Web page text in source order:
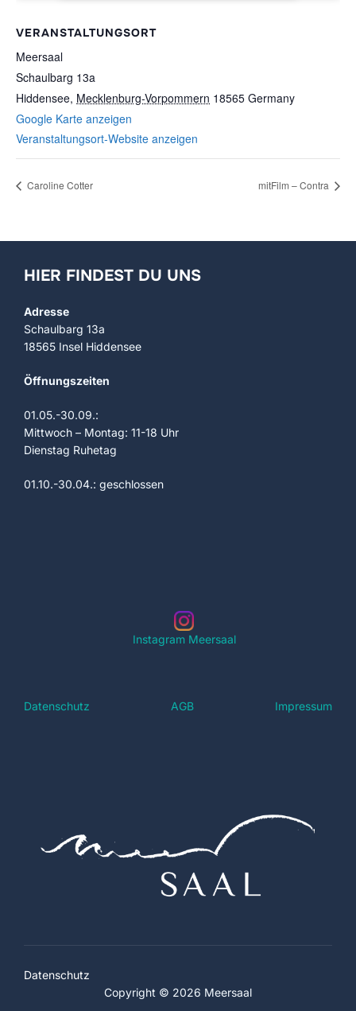
VERANSTALTUNGSORT
Meersaal
Schaulbarg 13a
Hiddensee, Mecklenburg-Vorpommern 18565 Germany
Google Karte anzeigen
Veranstaltungsort-Website anzeigen
Caroline Cotter mitFilm – Contra
HIER FINDEST DU UNS
Adresse
Schaulbarg 13a
18565 Insel Hiddensee
Öffnungszeiten
01.05.-30.09.:
Mittwoch – Montag: 11-18 Uhr
Dienstag Ruhetag
01.10.-30.04.: geschlossen
Instagram Meersaal
Datenschutz AGB Impressum
Datenschutz
Copyright © 2026 Meersaal